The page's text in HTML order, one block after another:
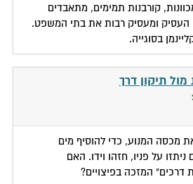
קורבנות תמימים, מתאבדים
העסיק ומעסיק רבות את בתי המשפט.
בסוגייה.
מול תיקון דרך
מכסה המנוע, כדי להוסיף מים
על פניו, חזהו וידו. האם
דרכים" המזכה בפיצויים?